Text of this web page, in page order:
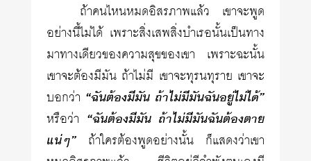
ถ้าคนไหนหมดอิสรภาพแล้ว เขาจะพูด
อย่างนี้ไม่ได้ เพราะสิ่งเสพสิ่งบำเรอนั้นเป็นทาง
มาทางเดียวของความสุขของเขา เพราะฉะนั้น
เขาจะต้องมีมัน ถ้าไม่มี เขาจะทุรนทุราย เขาจะ
บอกว่า “ฉันต้องมีมัน ถ้าไม่มีมันฉันอยู่ไม่ได้”
หรือว่า “ฉันต้องมีมัน ถ้าไม่มีมันฉันต้องตาย
แน่ๆ” ถ้าใครต้องพูดอย่างนั้น ก็แสดงว่าเขา